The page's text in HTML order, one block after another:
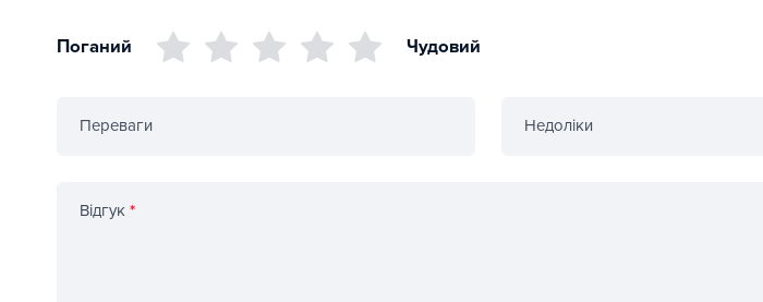
Поганий Чудовий
Переваги Недоліки
Відгук *